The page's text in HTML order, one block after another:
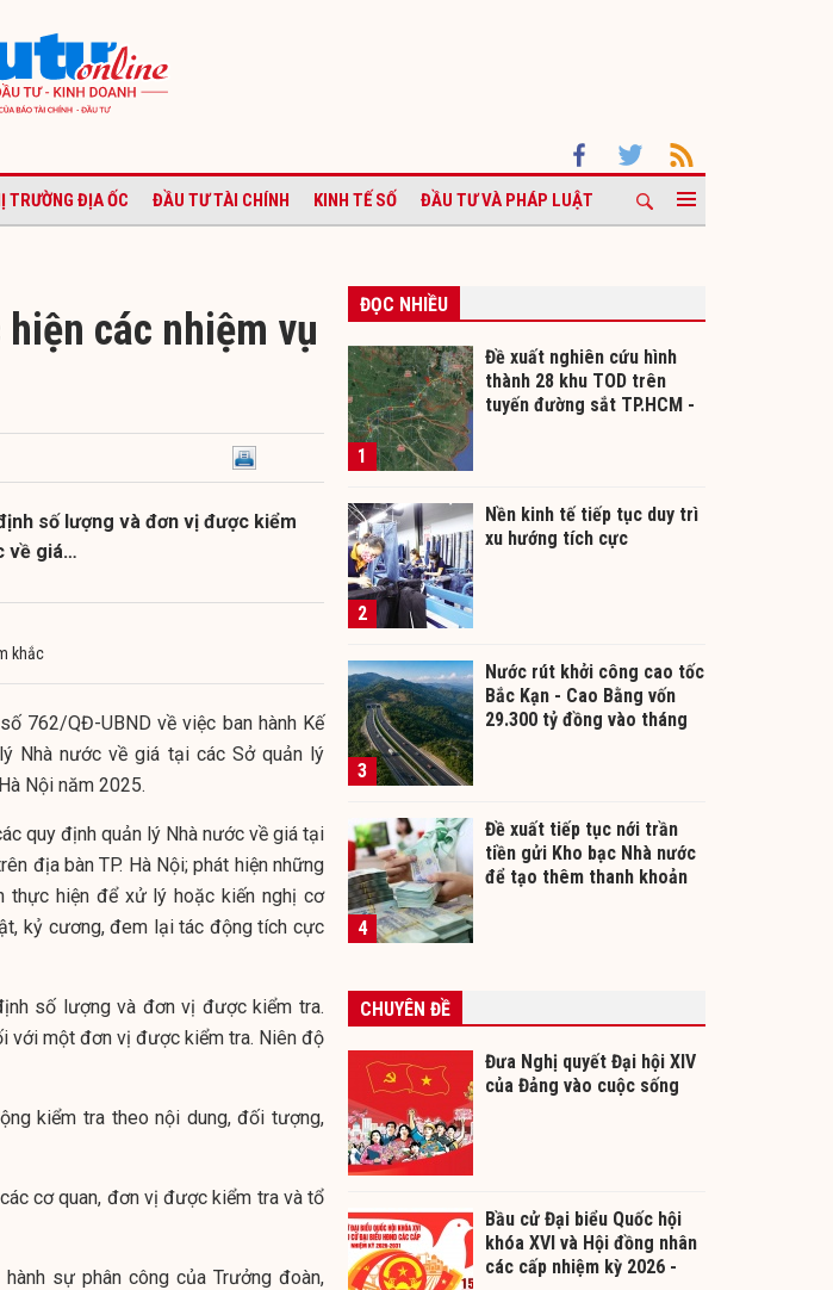
TRƯỜNG ĐỊA ỐC ĐẦU TƯ TÀI CHÍNH KINH TẾ SỐ ĐẦU TƯ VÀ PHÁP LUẬT
các nhiệm vụ
số lượng và đơn vị được kiểm
về giá…
khắc
762/QĐ-UBND về việc ban hành Kế
Nhà nước về giá tại các Sở quản lý
Nội năm 2025.
quy định quản lý Nhà nước về giá tại
địa bàn TP. Hà Nội; phát hiện những
thực hiện để xử lý hoặc kiến nghị cơ
kỷ cương, đem lại tác động tích cực
số lượng và đơn vị được kiểm tra.
với một đơn vị được kiểm tra. Niên độ
kiểm tra theo nội dung, đối tượng,
cơ quan, đơn vị được kiểm tra và tổ
sự phân công của Trưởng đoàn,
ĐỌC NHIỀU
1
Đề xuất nghiên cứu hình
thành 28 khu TOD trên
tuyến đường sắt TP.HCM -
2
Nền kinh tế tiếp tục duy trì
xu hướng tích cực
3
Nước rút khởi công cao tốc
Bắc Kạn - Cao Bằng vốn
29.300 tỷ đồng vào tháng
4
Đề xuất tiếp tục nới trần
tiền gửi Kho bạc Nhà nước
để tạo thêm thanh khoản
CHUYÊN ĐỀ
Đưa Nghị quyết Đại hội XIV
của Đảng vào cuộc sống
Bầu cử Đại biểu Quốc hội
khóa XVI và Hội đồng nhân
các cấp nhiệm kỳ 2026 -